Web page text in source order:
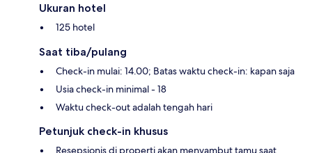
Ukuran hotel
125 hotel
Saat tiba/pulang
Check-in mulai: 14.00; Batas waktu check-in: kapan saja
Usia check-in minimal - 18
Waktu check-out adalah tengah hari
Petunjuk check-in khusus
Resepsionis di properti akan menyambut tamu saat